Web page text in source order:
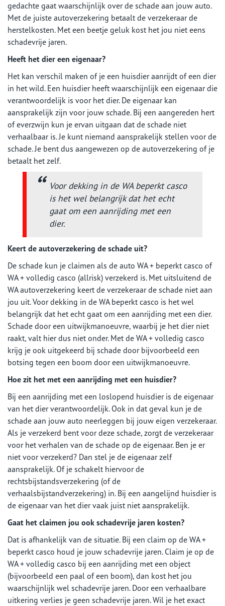
gedachte gaat waarschijnlijk over de schade aan jouw auto.
Met de juiste autoverzekering betaalt de verzekeraar de
herstelkosten. Met een beetje geluk kost het jou niet eens
schadevrije jaren.
Heeft het dier een eigenaar?
Het kan verschil maken of je een huisdier aanrijdt of een dier
in het wild. Een huisdier heeft waarschijnlijk een eigenaar die
verantwoordelijk is voor het dier. De eigenaar kan
aansprakelijk zijn voor jouw schade. Bij een aangereden hert
of everzwijn kun je ervan uitgaan dat de schade niet
verhaalbaar is. Je kunt niemand aansprakelijk stellen voor de
schade. Je bent dus aangewezen op de autoverzekering of je
betaalt het zelf.
Voor dekking in de WA beperkt casco
is het wel belangrijk dat het echt
gaat om een aanrijding met een
dier. ​
Keert de autoverzekering de schade uit?
De schade kun je claimen als de auto WA + beperkt casco of
WA + volledig casco (allrisk) verzekerd is. Met uitsluitend de
WA autoverzekering keert de verzekeraar de schade niet aan
jou uit. Voor dekking in de WA beperkt casco is het wel
belangrijk dat het echt gaat om een aanrijding met een dier.
Schade door een uitwijkmanoeuvre, waarbij je het dier niet
raakt, valt hier dus niet onder. Met de WA + volledig casco
krijg je ook uitgekeerd bij schade door bijvoorbeeld een
botsing tegen een boom door een uitwijkmanoeuvre.
Hoe zit het met een aanrijding met een huisdier?
Bij een aanrijding met een loslopend huisdier is de eigenaar
van het dier verantwoordelijk. Ook in dat geval kun je de
schade aan jouw auto neerleggen bij jouw eigen verzekeraar.
Als je verzekerd bent voor deze schade, zorgt de verzekeraar
voor het verhalen van de schade op de eigenaar. Ben je er
niet voor verzekerd? Dan stel je de eigenaar zelf
aansprakelijk. Of je schakelt hiervoor de
rechtsbijstandsverzekering (of de
verhaalsbijstandverzekering) in. Bij een aangelijnd huisdier is
de eigenaar van het dier vaak juist niet aansprakelijk.
Gaat het claimen jou ook schadevrije jaren kosten?
Dat is afhankelijk van de situatie. Bij een claim op de WA +
beperkt casco houd je jouw schadevrije jaren. Claim je op de
WA + volledig casco bij een aanrijding met een object
(bijvoorbeeld een paal of een boom), dan kost het jou
waarschijnlijk wel schadevrije jaren. Door een verhaalbare
uitkering verlies je geen schadevrije jaren. Wil je het exact